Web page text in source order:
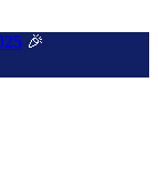
🎉️